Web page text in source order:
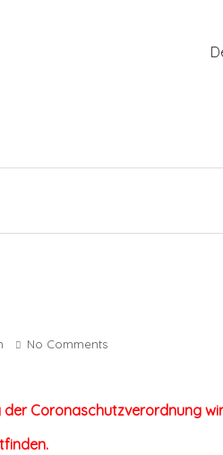
No Comments
der Coronaschutzverordnung